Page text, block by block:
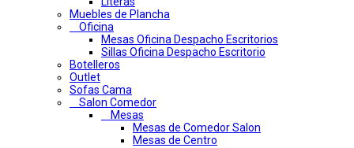
Muebles de Plancha
Oficina
Mesas Oficina Despacho Escritorios
Sillas Oficina Despacho Escritorio
Botelleros
Outlet
Sofas Cama
Salon Comedor
Mesas
Mesas de Comedor Salon
Mesas de Centro